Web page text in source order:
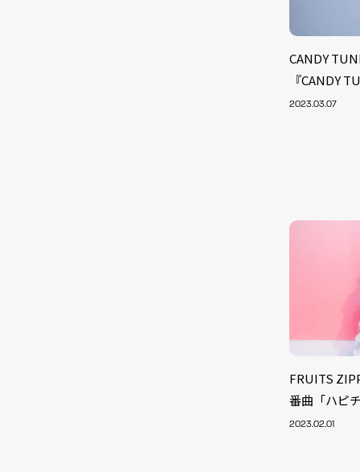
CANDY
『CANDY
2023.03.07
FRUITS
番曲「ハピ
2023.02.01